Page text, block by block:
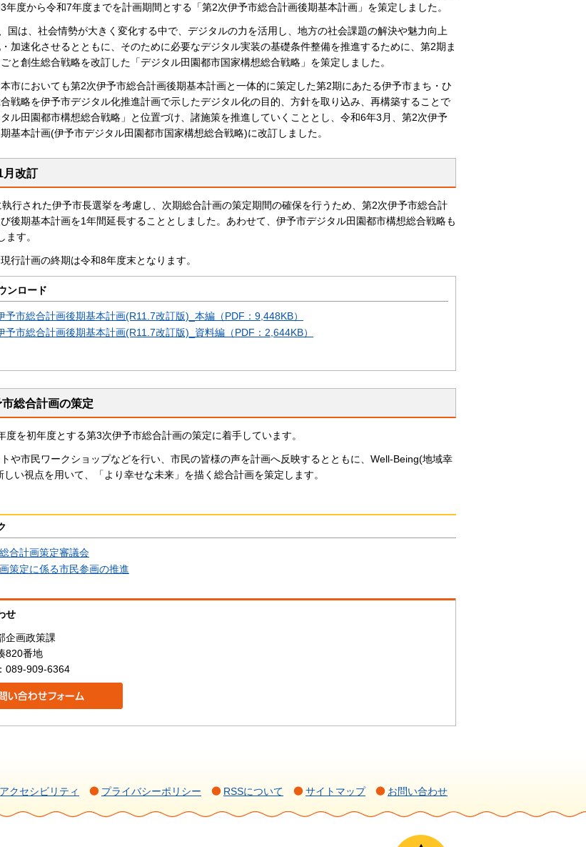
年度から令和7年度までを計画期間とする「第2次伊予市総合計画後期基本計画」を策定しました。
国は、社会情勢が大きく変化する中で、デジタルの力を活用し、地方の社会課題の解決や魅力向上
加速化させるとともに、そのために必要なデジタル実装の基礎条件整備を推進するために、第2期ま
と創生総合戦略を改訂した「デジタル田園都市国家構想総合戦略」を策定しました。
市においても第2次伊予市総合計画後期基本計画と一体的に策定した第2期にあたる伊予市まち・ひ
戦略を伊予市デジタル化推進計画で示したデジタル化の目的、方針を取り込み、再構築することで
タル田園都市構想総合戦略」と位置づけ、諸施策を推進していくこととし、令和6年3月、第2次伊予
基本計画(伊予市デジタル田園都市国家構想総合戦略)に改訂しました。
月改訂
行された伊予市長選挙を考慮し、次期総合計画の策定期間の確保を行うため、第2次伊予市総合計
後期基本計画を1年間延長することとしました。あわせて、伊予市デジタル田園都市構想総合戦略も
ます。
行計画の終期は令和8年度末となります。
ンロード
予市総合計画後期基本計画(R11.7改訂版)_本編（PDF：9,448KB）
予市総合計画後期基本計画(R11.7改訂版)_資料編（PDF：2,644KB）
総合計画の策定
度を初年度とする第3次伊予市総合計画の策定に着手しています。
や市民ワークショップなどを行い、市民の皆様の声を計画へ反映するとともに、Well-Being(地域幸
しい視点を用いて、「より幸せな未来」を描く総合計画を策定します。
合計画策定審議会
策定に係る市民参画の推進
せ
企画政策課
820番地
089-909-6364
クセシビリティ プライバシーポリシー RSSについて サイトマップ お問い合わせ